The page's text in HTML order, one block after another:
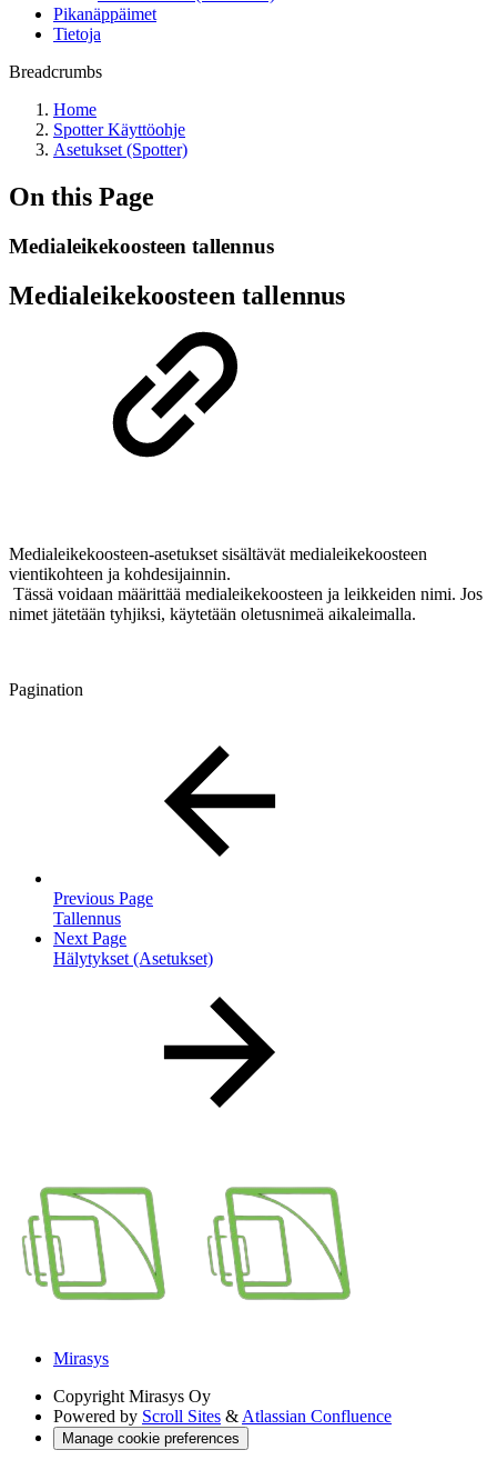
Pikanäppäimet
Tietoja
Breadcrumbs
Home
Spotter Käyttöohje
Asetukset (Spotter)
On this Page
Medialeikekoosteen tallennus
Medialeikekoosteen tallennus
Medialeikekoosteen-asetukset sisältävät medialeikekoosteen
vientikohteen ja kohdesijainnin.
Tässä voidaan määrittää medialeikekoosteen ja leikkeiden nimi. Jos
nimet jätetään tyhjiksi, käytetään oletusnimeä aikaleimalla.
Pagination
Previous Page
Tallennus
Next Page
Hälytykset (Asetukset)
Mirasys
Copyright Mirasys Oy
Powered by Scroll Sites & Atlassian Confluence
Manage cookie preferences